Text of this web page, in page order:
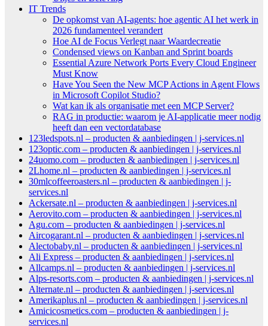
IT Trends
De opkomst van AI-agents: hoe agentic AI het werk in
2026 fundamenteel verandert
Hoe AI de Focus Verlegt naar Waardecreatie
Condensed views on Kanban and Sprint boards
Essential Azure Network Ports Every Cloud Engineer
Must Know
Have You Seen the New MCP Actions in Agent Flows
in Microsoft Copilot Studio?
Wat kan ik als organisatie met een MCP Server?
RAG in productie: waarom je AI-applicatie meer nodig
heeft dan een vectordatabase
123ledspots.nl – producten & aanbiedingen | j-services.nl
123optic.com – producten & aanbiedingen | j-services.nl
24uomo.com – producten & aanbiedingen | j-services.nl
2Lhome.nl – producten & aanbiedingen | j-services.nl
30mlcoffeeroasters.nl – producten & aanbiedingen | j-
services.nl
Ackersate.nl – producten & aanbiedingen | j-services.nl
Aerovito.com – producten & aanbiedingen | j-services.nl
Agu.com – producten & aanbiedingen | j-services.nl
Aircogarant.nl – producten & aanbiedingen | j-services.nl
Alectobaby.nl – producten & aanbiedingen | j-services.nl
Ali Express – producten & aanbiedingen | j-services.nl
Allcamps.nl – producten & aanbiedingen | j-services.nl
Alps-resorts.com – producten & aanbiedingen | j-services.nl
Alternate.nl – producten & aanbiedingen | j-services.nl
Amerikaplus.nl – producten & aanbiedingen | j-services.nl
Amicicosmetics.com – producten & aanbiedingen | j-
services.nl